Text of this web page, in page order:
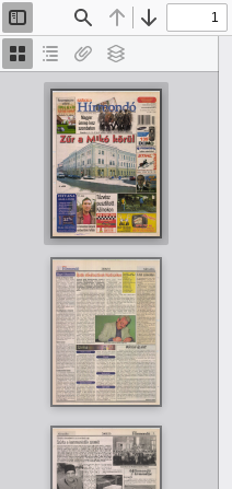
Bélyegképek
Dokumentumvázlat
Van
Rétegek
Oldalsáv
be/ki
KeresésElőzőTovább